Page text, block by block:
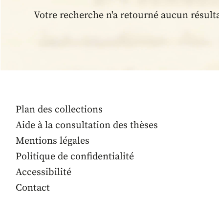
Votre recherche n'a retourné aucun
Plan des collections
Aide à la consultation des thèses
Mentions légales
Politique de confidentialité
Accessibilité
Contact